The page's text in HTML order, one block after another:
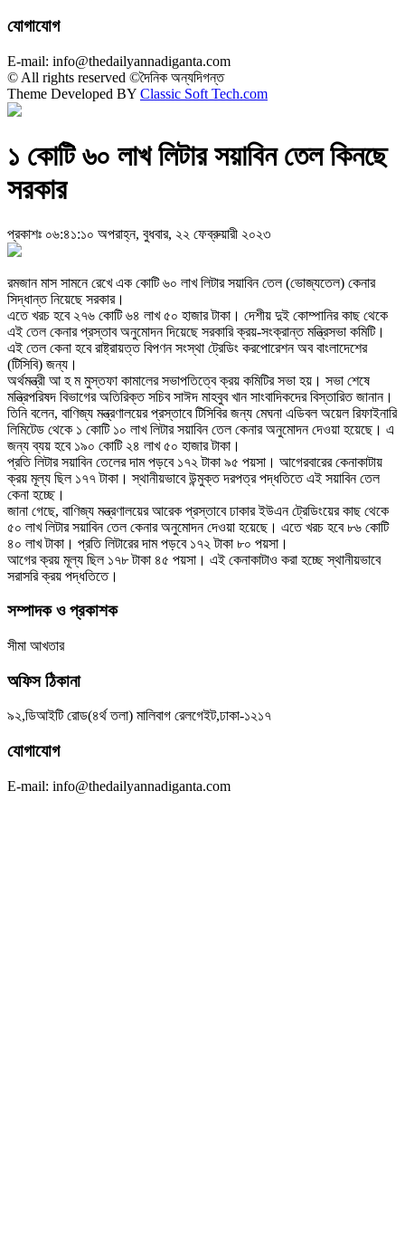
যোগাযোগ
E-mail: info@thedailyannadiganta.com
© All rights reserved ©দৈনিক অন্যদিগন্ত
Theme Developed BY Classic Soft Tech.com
১ কোটি ৬০ লাখ লিটার সয়াবিন তেল কিনছে
সরকার
প্রকাশঃ ০৬:৪১:১০ অপরাহ্ন, বুধবার, ২২ ফেব্রুয়ারী ২০২৩
রমজান মাস সামনে রেখে এক কোটি ৬০ লাখ লিটার সয়াবিন তেল (ভোজ্যতেল) কেনার
সিদ্ধান্ত নিয়েছে সরকার।
এতে খরচ হবে ২৭৬ কোটি ৬৪ লাখ ৫০ হাজার টাকা। দেশীয় দুই কোম্পানির কাছ থেকে
এই তেল কেনার প্রস্তাব অনুমোদন দিয়েছে সরকারি ক্রয়-সংক্রান্ত মন্ত্রিসভা কমিটি।
এই তেল কেনা হবে রাষ্ট্রায়ত্ত বিপণন সংস্থা ট্রেডিং করপোরেশন অব বাংলাদেশের
(টিসিবি) জন্য।
অর্থমন্ত্রী আ হ ম মুস্তফা কামালের সভাপতিত্বে ক্রয় কমিটির সভা হয়। সভা শেষে
মন্ত্রিপরিষদ বিভাগের অতিরিক্ত সচিব সাঈদ মাহবুব খান সাংবাদিকদের বিস্তারিত জানান।
তিনি বলেন, বাণিজ্য মন্ত্রণালয়ের প্রস্তাবে টিসিবির জন্য মেঘনা এডিবল অয়েল রিফাইনারি
লিমিটেড থেকে ১ কোটি ১০ লাখ লিটার সয়াবিন তেল কেনার অনুমোদন দেওয়া হয়েছে। এ
জন্য ব্যয় হবে ১৯০ কোটি ২৪ লাখ ৫০ হাজার টাকা।
প্রতি লিটার সয়াবিন তেলের দাম পড়বে ১৭২ টাকা ৯৫ পয়সা। আগেরবারের কেনাকাটায়
ক্রয় মূল্য ছিল ১৭৭ টাকা। স্থানীয়ভাবে উন্মুক্ত দরপত্র পদ্ধতিতে এই সয়াবিন তেল
কেনা হচ্ছে।
জানা গেছে, বাণিজ্য মন্ত্রণালয়ের আরেক প্রস্তাবে ঢাকার ইউএন ট্রেডিংয়ের কাছ থেকে
৫০ লাখ লিটার সয়াবিন তেল কেনার অনুমোদন দেওয়া হয়েছে। এতে খরচ হবে ৮৬ কোটি
৪০ লাখ টাকা। প্রতি লিটারের দাম পড়বে ১৭২ টাকা ৮০ পয়সা।
আগের ক্রয় মূল্য ছিল ১৭৮ টাকা ৪৫ পয়সা। এই কেনাকাটাও করা হচ্ছে স্থানীয়ভাবে
সরাসরি ক্রয় পদ্ধতিতে।
সম্পাদক ও প্রকাশক
সীমা আখতার
অফিস ঠিকানা
৯২,ডিআইটি রোড(৪র্থ তলা) মালিবাগ রেলগেইট,ঢাকা-১২১৭
যোগাযোগ
E-mail: info@thedailyannadiganta.com